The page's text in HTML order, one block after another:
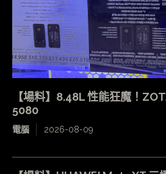
【場料】8.48L 性能狂魔！
5080
電腦 2026-08-09